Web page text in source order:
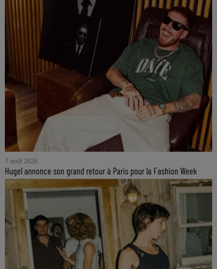
7 août 2026
Hugel annonce son grand retour à Paris pour la Fashion Week